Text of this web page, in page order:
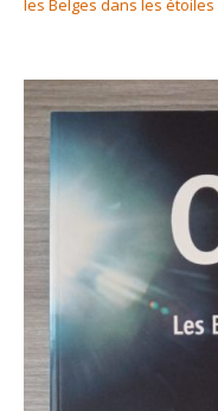
les Belges dans les étoiles